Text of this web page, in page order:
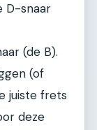
D-snaar
(de B).
(of
juiste frets
deze